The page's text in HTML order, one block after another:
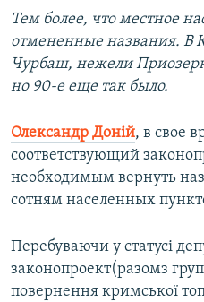
Тем более, что местное
отмененные названия. В
Чурбаш, нежели
но 90-е еще так было.
Олександр Доній, в свое
соответствующий
необходимым вернуть
сотням населенных
Перебуваючи у статусі
законопроект(разомз
повернення кримської